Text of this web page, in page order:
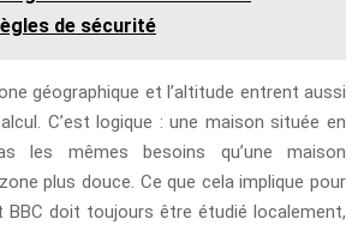
de sécurité
géographique et l’altitude entrent aussi
C’est logique : une maison située en
les mêmes besoins qu’une maison
plus douce. Ce que cela implique pour
BBC doit toujours être étudié localement,